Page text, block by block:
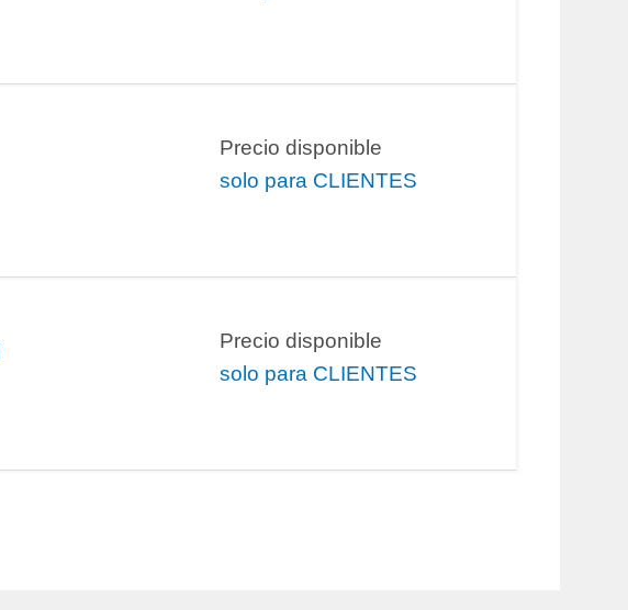
Precio disponible
solo para CLIENTES
Precio disponible
solo para CLIENTES